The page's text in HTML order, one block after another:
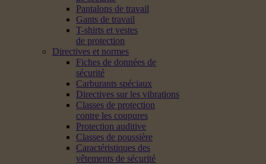
Pantalons de travail
Gants de travail
T-shirts et vestes
de protection
Directives et normes
Fiches de données de
sécurité
Carburants spéciaux
Directives sur les vibrations
Classes de protection
contre les coupures
Protection auditive
Classes de poussière
Caractéristiques des
vêtements de sécurité